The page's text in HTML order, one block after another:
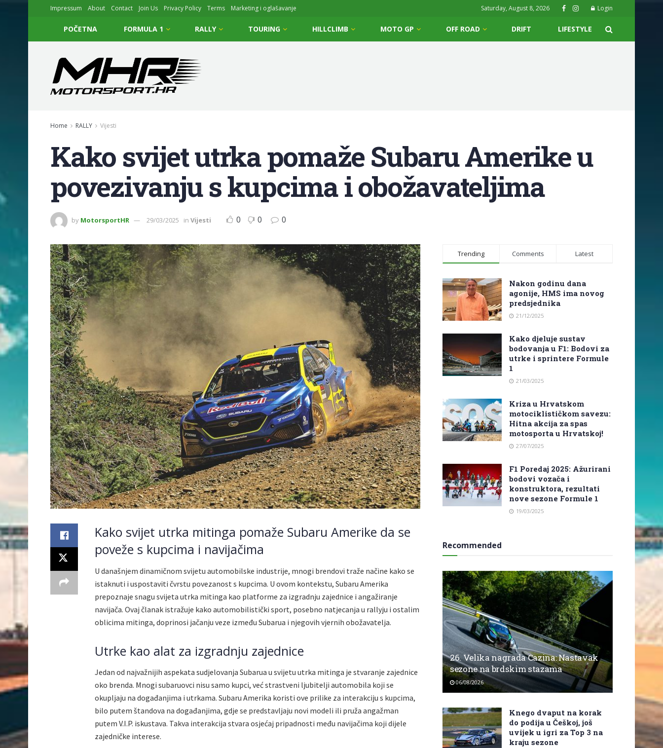
Impressum About Contact Join Us Privacy Policy Terms Marketing i oglašavanje Saturday, August 8, 2026 Login
POČETNA FORMULA 1 RALLY TOURING HILLCLIMB MOTO GP OFF ROAD DRIFT LIFESTYLE
Home RALLY Vijesti
Kako svijet utrka pomaže Subaru Amerike u
povezivanju s kupcima i obožavateljima
by MotorsportHR 29/03/2025 in Vijesti 0 0 0
Kako svijet utrka mitinga pomaže Subaru Amerike da se
poveže s kupcima i navijačima
U današnjem dinamičnom svijetu automobilske industrije, mnogi brendovi traže načine kako se
istaknuti i uspostaviti čvrstu povezanost s kupcima. U ovom kontekstu, Subaru Amerika
prepoznaje snagu svijeta utrka mitinga kao platforme za izgradnju zajednice i angažiranje
navijača. Ovaj članak istražuje kako automobilistički sport, posebno natjecanja u rallyju i ostalim
oblicima mitinga, doprinosi jačanju veze između Subarua i njegovih vjernih obožavatelja.
Utrke kao alat za izgradnju zajednice
Jedan od najvažnijih aspekata sudjelovanja Subarua u svijetu utrka mitinga je stvaranje zajednice
oko brenda. Mnogi subaruovci nisu samo kupci, već strastveni ljubitelji automobila koji se
okupljaju na događanjima i utrkama. Subaru Amerika koristi ove prilike za interakciju s kupcima,
bilo putem štandova na događanjima, gdje se predstavljaju novi modeli ili pruža angažman
putem V.I.P. iskustava. Takva interakcija stvara osjećaj pripadnosti među navijačima koji dijele
zajedničke interese.
Trending Comments Latest
Nakon godinu dana
agonije, HMS ima novog
predsjednika
21/12/2025
Kako djeluje sustav
bodovanja u F1: Bodovi za
utrke i sprintere Formule
1
21/03/2025
Kriza u Hrvatskom
motociklističkom savezu:
Hitna akcija za spas
motosporta u Hrvatskoj!
27/07/2025
F1 Poredaj 2025: Ažurirani
bodovi vozača i
konstruktora, rezultati
nove sezone Formule 1
19/03/2025
Recommended
26. Velika nagrada Cazina: Nastavak
sezone na brdskim stazama
06/08/2026
Knego dvaput na korak
do podija u Češkoj, još
uvijek u igri za Top 3 na
kraju sezone